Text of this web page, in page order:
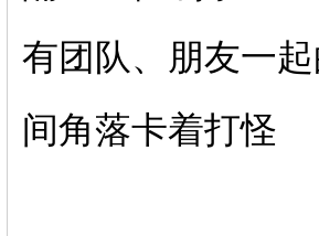
有团队、朋友一
间角落卡着打怪